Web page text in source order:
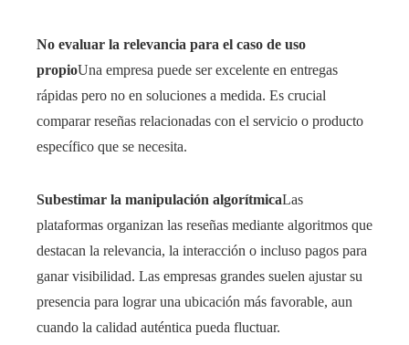
No evaluar la relevancia para el caso de uso
propioUna empresa puede ser excelente en entregas
rápidas pero no en soluciones a medida. Es crucial
comparar reseñas relacionadas con el servicio o producto
específico que se necesita.
Subestimar la manipulación algorítmicaLas
plataformas organizan las reseñas mediante algoritmos que
destacan la relevancia, la interacción o incluso pagos para
ganar visibilidad. Las empresas grandes suelen ajustar su
presencia para lograr una ubicación más favorable, aun
cuando la calidad auténtica pueda fluctuar.